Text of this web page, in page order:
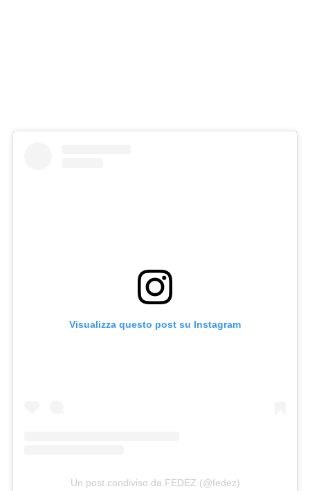
Visualizza questo post su Instagram
Un post condiviso da FEDEZ (@fedez)